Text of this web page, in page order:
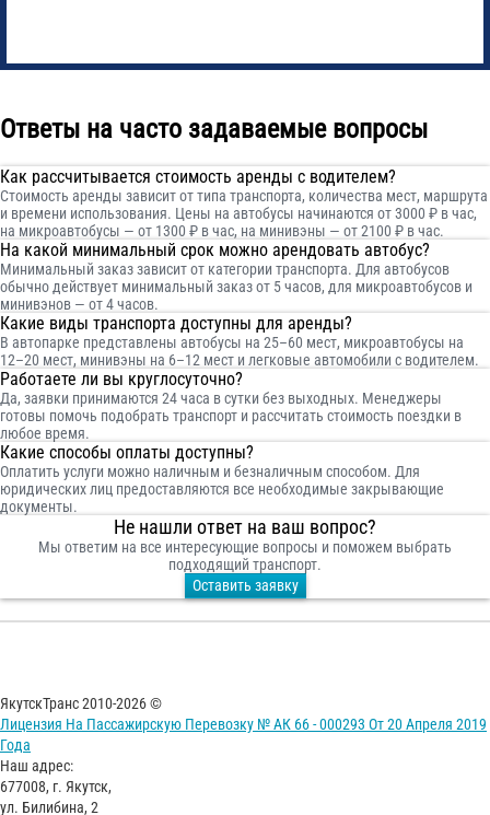
Ответы на часто задаваемые вопросы
Как рассчитывается стоимость аренды с водителем?
Стоимость аренды зависит от типа транспорта, количества мест, маршрута
и времени использования. Цены на автобусы начинаются от 3000 ₽ в час,
на микроавтобусы — от 1300 ₽ в час, на минивэны — от 2100 ₽ в час.
На какой минимальный срок можно арендовать автобус?
Минимальный заказ зависит от категории транспорта. Для автобусов
обычно действует минимальный заказ от 5 часов, для микроавтобусов и
минивэнов — от 4 часов.
Какие виды транспорта доступны для аренды?
В автопарке представлены автобусы на 25–60 мест, микроавтобусы на
12–20 мест, минивэны на 6–12 мест и легковые автомобили с водителем.
Работаете ли вы круглосуточно?
Да, заявки принимаются 24 часа в сутки без выходных. Менеджеры
готовы помочь подобрать транспорт и рассчитать стоимость поездки в
любое время.
Какие способы оплаты доступны?
Оплатить услуги можно наличным и безналичным способом. Для
юридических лиц предоставляются все необходимые закрывающие
документы.
Не нашли ответ на ваш вопрос?
Мы ответим на все интересующие вопросы и поможем выбрать
подходящий транспорт.
Оставить заявку
ЯкутскТранс 2010-2026 ©
Лицензия На Пассажирскую Перевозку № АК 66 - 000293 От 20 Апреля 2019
Года
Наш адрес:
677008, г. Якутск,
ул. Билибина, 2